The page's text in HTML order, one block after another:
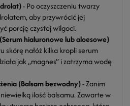
- Po oczyszczeniu twarzy
aby przywrócić jej
porcję czystej wilgoci.
hialuronowe lub aloesowe)
skórę nałóż kilka kropli serum
jak „magnes” i zatrzyma wodę
(Balsam bezwodny)- Zanim
ilość balsamu. Zawarte w